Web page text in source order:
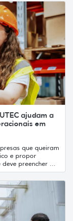
ajudam a
em
que queiram
e propor
preencher ...